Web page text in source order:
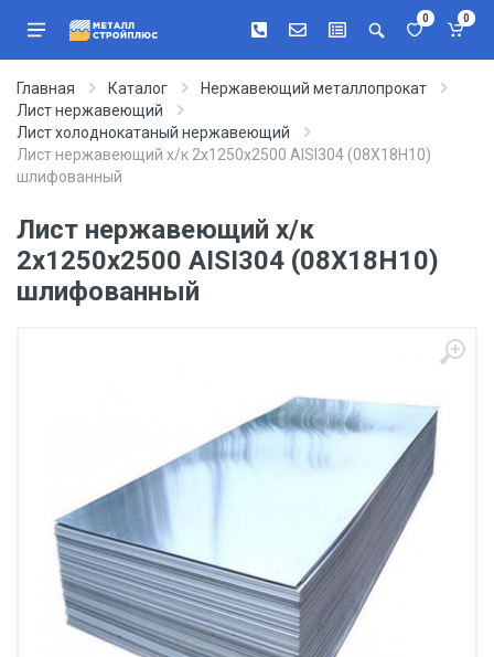
0 0
Главная Каталог
Нержавеющий металлопрокат
Лист нержавеющий
Лист холоднокатаный нержавеющий
Лист нержавеющий х/к 2х1250х2500 AISI304 (08Х18Н10)
шлифованный
Лист нержавеющий х/к
2х1250х2500 AISI304 (08Х18Н10)
шлифованный